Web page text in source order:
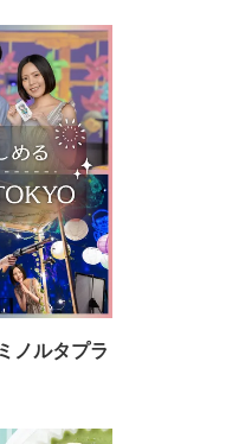
ノルタプラ